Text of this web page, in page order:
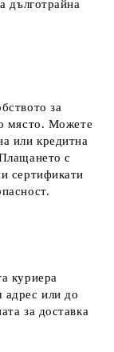
дълготрайна
за
място. Можете
или кредитна
с
сертификати
куриера
или до
за доставка